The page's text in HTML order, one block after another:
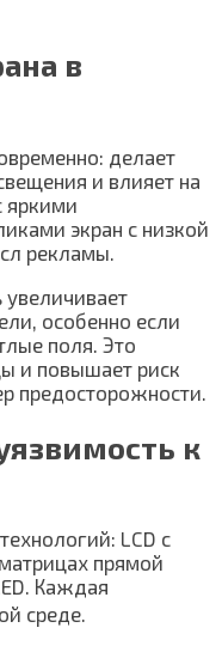
в
делает
и влияет на
яркими
экран с низкой
рекламы.
увеличивает
особенно если
поля. Это
и повышает риск
предосторожности.
к
LCD с
прямой
Каждая
среде.